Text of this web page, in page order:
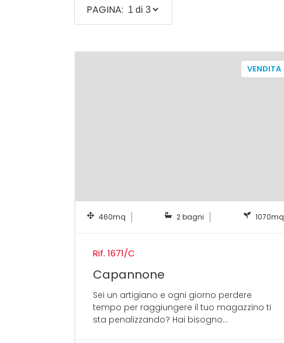
PAGINA:
VENDITA
460mq 2 bagni 1070mq
Rif. 1671/C
Capannone
Sei un artigiano e ogni giorno perdere
tempo per raggiungere il tuo magazzino ti
sta penalizzando? Hai bisogno...